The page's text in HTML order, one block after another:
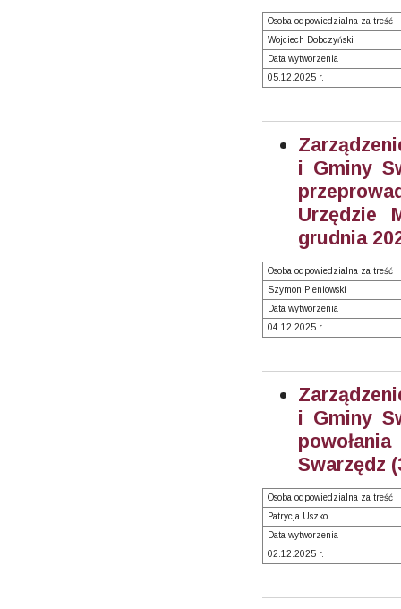
Osoba odpowiedzialna za treść
Wojciech Dobczyński
Data wytworzenia
05.12.2025 r.
i Gminy
Urzędzie
grudnia
Osoba odpowiedzialna za treść
Szymon Pieniowski
Data wytworzenia
04.12.2025 r.
i Gminy
Swarzędz
Osoba odpowiedzialna za treść
Patrycja Uszko
Data wytworzenia
02.12.2025 r.